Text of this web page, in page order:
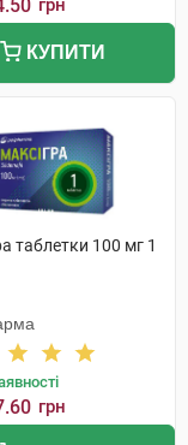
грн
КУПИТИ
таблетки 100 мг 1
грн